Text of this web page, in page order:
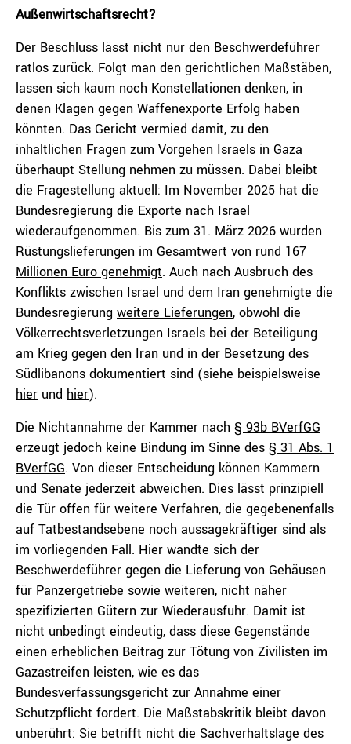
Außenwirtschaftsrecht?
Der Beschluss lässt nicht nur den Beschwerdeführer
ratlos zurück. Folgt man den gerichtlichen Maßstäben,
lassen sich kaum noch Konstellationen denken, in
denen Klagen gegen Waffenexporte Erfolg haben
könnten. Das Gericht vermied damit, zu den
inhaltlichen Fragen zum Vorgehen Israels in Gaza
überhaupt Stellung nehmen zu müssen. Dabei bleibt
die Fragestellung aktuell: Im November 2025 hat die
Bundesregierung die Exporte nach Israel
wiederaufgenommen. Bis zum 31. März 2026 wurden
Rüstungslieferungen im Gesamtwert von rund 167
Millionen Euro genehmigt. Auch nach Ausbruch des
Konflikts zwischen Israel und dem Iran genehmigte die
Bundesregierung weitere Lieferungen, obwohl die
Völkerrechtsverletzungen Israels bei der Beteiligung
am Krieg gegen den Iran und in der Besetzung des
Südlibanons dokumentiert sind (siehe beispielsweise
hier und hier).
Die Nichtannahme der Kammer nach § 93b BVerfGG
erzeugt jedoch keine Bindung im Sinne des § 31 Abs. 1
BVerfGG. Von dieser Entscheidung können Kammern
und Senate jederzeit abweichen. Dies lässt prinzipiell
die Tür offen für weitere Verfahren, die gegebenenfalls
auf Tatbestandsebene noch aussagekräftiger sind als
im vorliegenden Fall. Hier wandte sich der
Beschwerdeführer gegen die Lieferung von Gehäusen
für Panzergetriebe sowie weiteren, nicht näher
spezifizierten Gütern zur Wiederausfuhr. Damit ist
nicht unbedingt eindeutig, dass diese Gegenstände
einen erheblichen Beitrag zur Tötung von Zivilisten im
Gazastreifen leisten, wie es das
Bundesverfassungsgericht zur Annahme einer
Schutzpflicht fordert. Die Maßstabskritik bleibt davon
unberührt: Sie betrifft nicht die Sachverhaltslage des